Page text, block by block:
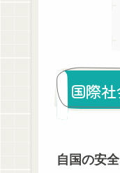
国際
自国の安